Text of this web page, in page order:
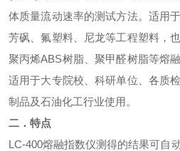
体质量流动速率的测试方法。适用
芳砜、氟塑料、尼龙等工程塑料，
聚丙烯ABS树脂、聚甲醛树脂等熔
适用于大专院校、科研单位、各质
制品及石油化工行业使用。
二．特点
LC-400熔融指数仪测得的结果可自